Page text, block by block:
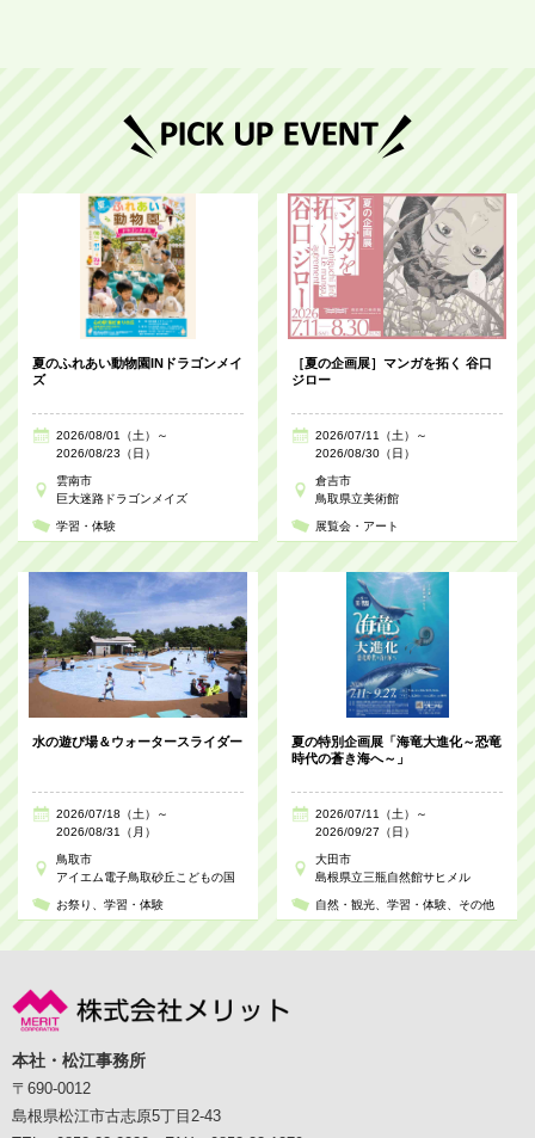
夏のふれあい動物園INドラゴンメイ
ズ
2026/08/01（土）～
2026/08/23（日）
雲南市
巨大迷路ドラゴンメイズ
学習・体験
［夏の企画展］マンガを拓く 谷口
ジロー
2026/07/11（土）～
2026/08/30（日）
倉吉市
鳥取県立美術館
展覧会・アート
水の遊び場＆ウォータースライダー
2026/07/18（土）～
2026/08/31（月）
鳥取市
アイエム電子鳥取砂丘こどもの国
お祭り 学習・体験
夏の特別企画展「海竜大進化～恐竜
時代の蒼き海へ～」
2026/07/11（土）～
2026/09/27（日）
大田市
島根県立三瓶自然館サヒメル
自然・観光 学習・体験 その他
本社・松江事務所
〒690-0012
島根県松江市古志原5丁目2-43